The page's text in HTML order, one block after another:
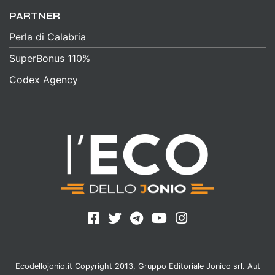
PARTNER
Perla di Calabria
SuperBonus 110%
Codex Agency
Ecodellojonio.it Copyright 2013, Gruppo Editoriale Jonico srl. Aut